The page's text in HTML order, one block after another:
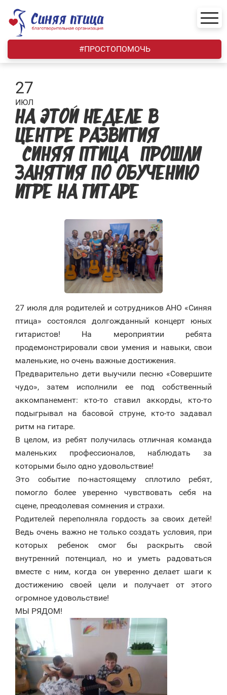
content
#ПРОСТОПОМОЧЬ
27
ИЮЛ
НА ЭТОЙ НЕДЕЛЕ В
ЦЕНТРЕ РАЗВИТИЯ
«СИНЯЯ ПТИЦА» ПРОШЛИ
ЗАНЯТИЯ ПО ОБУЧЕНИЮ
ИГРЕ НА ГИТАРЕ
27 июля для родителей и сотрудников АНО «Синяя
птица» состоялся долгожданный концерт юных
гитаристов! На мероприятии ребята
продемонстрировали свои умения и навыки, свои
маленькие, но очень важные достижения.
Предварительно дети выучили песню «Совершите
чудо», затем исполнили ее под собственный
аккомпанемент: кто-то ставил аккорды, кто-то
подыгрывал на басовой струне, кто-то задавал
ритм на гитаре.
В целом, из ребят получилась отличная команда
маленьких профессионалов, наблюдать за
которыми было одно удовольствие!
Это событие по-настоящему сплотило ребят,
помогло более уверенно чувствовать себя на
сцене, преодолевая сомнения и страхи.
Родителей переполняла гордость за своих детей!
Ведь очень важно не только создать условия, при
которых ребенок смог бы раскрыть свой
внутренний потенциал, но и уметь радоваться
вместе с ним, когда он уверенно делает шаги к
достижению своей цели и получает от этого
огромное удовольствие!
МЫ РЯДОМ!